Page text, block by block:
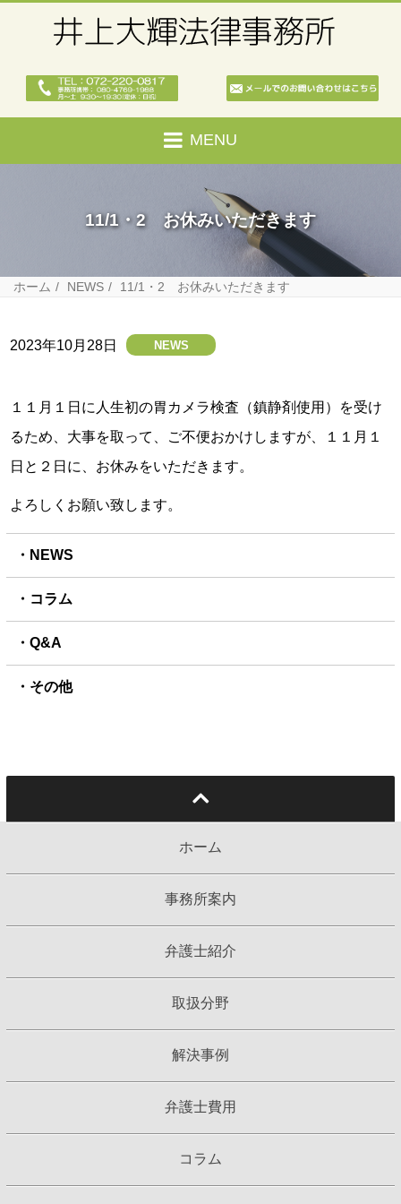
MENU
11/1・2 お休みいただきます
ホーム NEWS 11/1・2 お休みいただきます
2023年10月28日 NEWS
１１月１日に人生初の胃カメラ検査（鎮静剤使用）を受け
るため、大事を取って、ご不便おかけしますが、１１月１
日と２日に、お休みをいただきます。
よろしくお願い致します。
NEWS
コラム
Q&A
その他
ホーム
事務所案内
弁護士紹介
取扱分野
解決事例
弁護士費用
コラム